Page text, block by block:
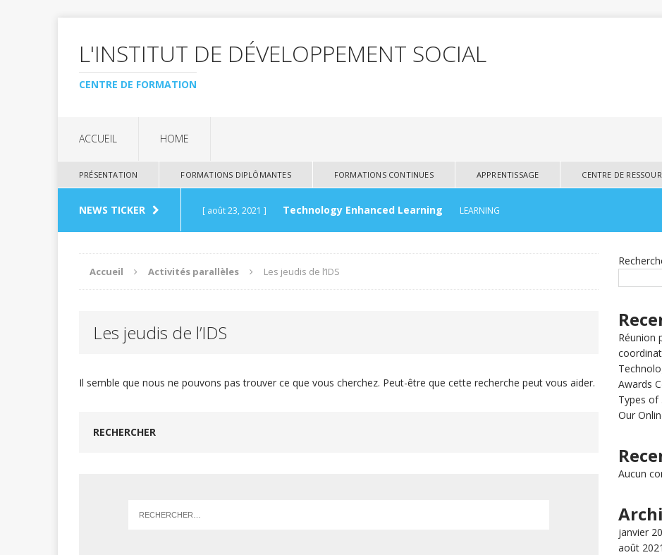
L'INSTITUT DE DÉVELOPPEMENT SOCIAL
CENTRE DE FORMATION
ACCUEIL HOME
PRÉSENTATION FORMATIONS DIPLÔMANTES FORMATIONS CONTINUES APPRENTISSAGE CENTRE DE
NEWS TICKER [ août 23, 2021 ] Technology Enhanced Learning LEARNING
[ août 23, 2021 ] Awards Ceremony Day UNCATEGORIZED
[ août 23, 2021 ]
[ janvier 15, 2026 ] Réunion pédagogique de l’IDS : un temps fort pour la
Accueil Activités parallèles Les jeudis de l’IDS
Les jeudis de l’IDS
Il semble que nous ne pouvons pas trouver ce que vous cherchez. Peut-être que cette recherche peut vous aider.
RECHERCHER
Réunion
Awards
Types of
Our
Aucun
janvier
août 2021